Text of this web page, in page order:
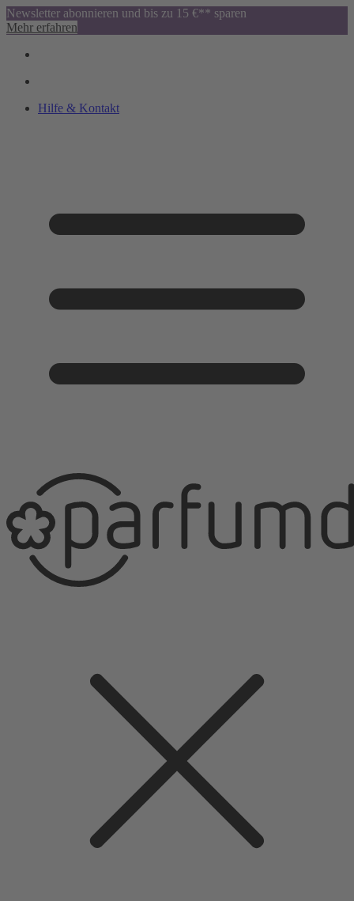
Newsletter abonnieren und bis zu 15 €** sparen
Mehr erfahren
Hilfe & Kontakt